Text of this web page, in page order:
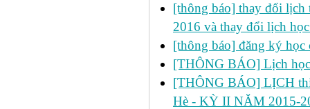
[thông báo] thay đổi lịch
2016 và thay đổi lịch
[thông báo] đăng ký
[THÔNG BÁO] Lịch
[THÔNG BÁO] LỊCH
Hè - KỲ II NĂM 2015-